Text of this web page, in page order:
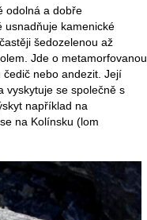
odolná a dobře
usnadňuje kamenické
šedozelenou až
Jde o metamorfovanou
nebo andezit. Její
vyskytuje se společně s
například na
na Kolínsku (lom